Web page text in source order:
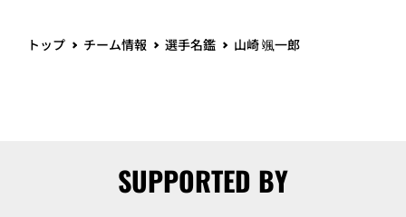
トップ チーム情報 選手名鑑 山崎 颯一郎
SUPPORTED BY